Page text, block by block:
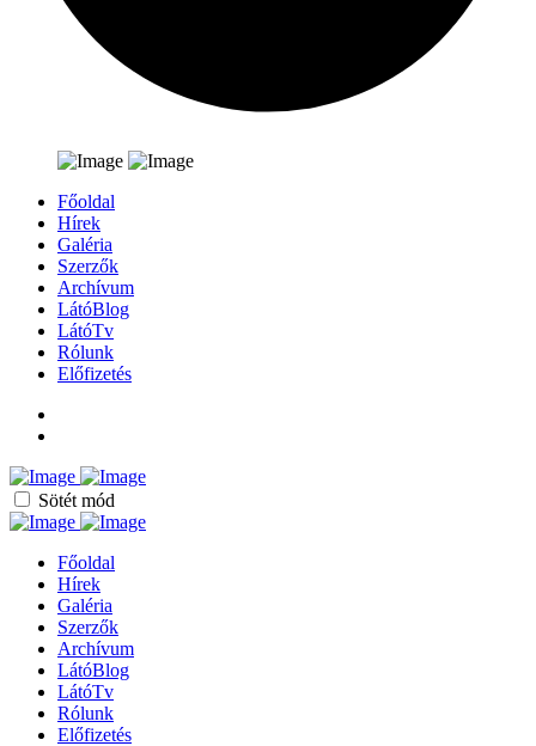
Főoldal
Hírek
Galéria
Szerzők
Archívum
LátóBlog
LátóTv
Rólunk
Előfizetés
Sötét mód
Főoldal
Hírek
Galéria
Szerzők
Archívum
LátóBlog
LátóTv
Rólunk
Előfizetés